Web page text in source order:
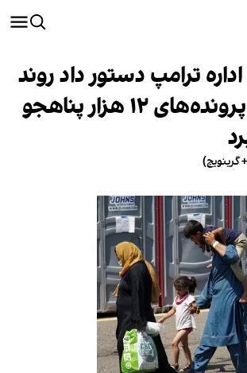
ترامپ دستور داد روند
طی مراحل پرونده‌های ۱۲ هزار پناهجو